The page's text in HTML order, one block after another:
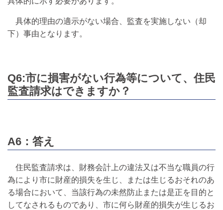
具体的理由の適示がない場合、監査を実施しない（却
下）事由となります。
Q6:市に損害がない行為等について、住民
監査請求はできますか？
A6：答え
住民監査請求は、財務会計上の違法又は不当な職員の行
為により市に財産的損失を生じ、または生じるおそれのあ
る場合において、当該行為の未然防止または是正を目的と
してなされるものであり、市に何ら財産的損失が生じるお